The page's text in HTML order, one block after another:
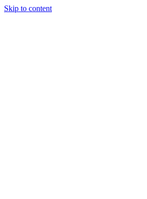
Skip to content